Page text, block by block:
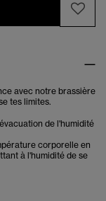
avec notre brassière
tes limites.
de l'humidité
corporelle en
à l'humidité de se